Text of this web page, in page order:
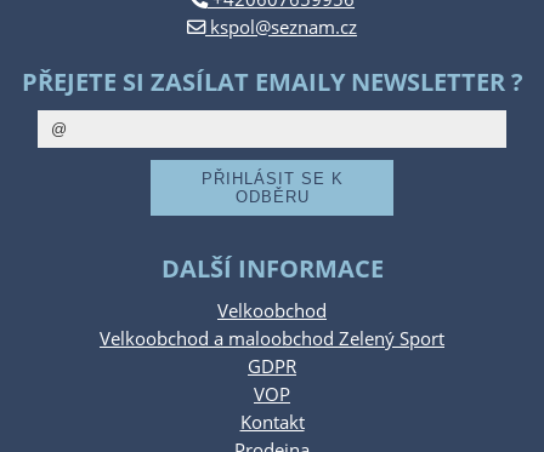
kspol@seznam.cz
PŘEJETE SI ZASÍLAT EMAILY NEWSLETTER ?
DALŠÍ INFORMACE
Velkoobchod
Velkoobchod a maloobchod Zelený Sport
GDPR
VOP
Kontakt